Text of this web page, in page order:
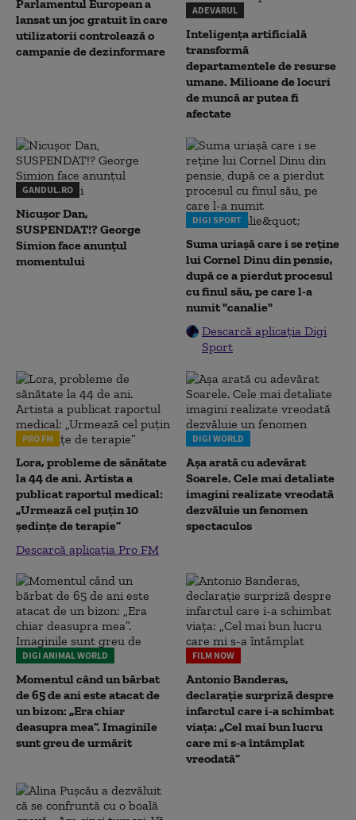
Parlamentul European a
lansat un joc gratuit în care
utilizatorii controlează o
campanie de dezinformare
ADEVARUL
Inteligența artificială
transformă
departamentele de resurse
umane. Milioane de locuri
de muncă ar putea fi
afectate
GANDUL.RO
Nicușor Dan,
SUSPENDAT!? George
Simion face anunțul
momentului
DIGI SPORT
Suma uriașă care i se reține
lui Cornel Dinu din pensie,
după ce a pierdut procesul
cu finul său, pe care l-a
numit "canalie"
Descarcă aplicația Digi
Sport
PRO FM
Lora, probleme de sănătate
la 44 de ani. Artista a
publicat raportul medical:
„Urmează cel puțin 10
ședințe de terapie”
Descarcă aplicația Pro FM
DIGI WORLD
Așa arată cu adevărat
Soarele. Cele mai detaliate
imagini realizate vreodată
dezvăluie un fenomen
spectaculos
DIGI ANIMAL WORLD
Momentul când un bărbat
de 65 de ani este atacat de
un bizon: „Era chiar
deasupra mea”. Imaginile
sunt greu de urmărit
FILM NOW
Antonio Banderas,
declarație surpriză despre
infarctul care i-a schimbat
viața: „Cel mai bun lucru
care mi s-a întâmplat
vreodată”